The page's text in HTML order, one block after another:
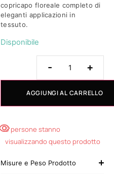
copricapo floreale completo di
eleganti applicazioni in
tessuto.
Disponibile
- +
AGGIUNGI AL CARRELLO
5 persone stanno
visualizzando questo prodotto
Misure e Peso Prodotto